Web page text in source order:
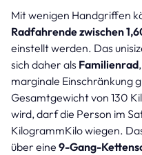
Mit wenigen Handgriffen
Radfahrende zwischen
einstellt werden. Das
sich daher als Familienrad
marginale Einschränkung
Gesamtgewicht von 130
wird, darf die Person im
KilogrammKilo wiegen.
über eine 9-Gang-